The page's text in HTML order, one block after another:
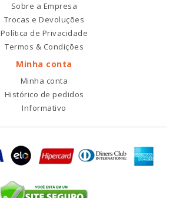
Sobre a Empresa
Trocas e Devoluções
Política de Privacidade
Termos & Condições
Minha conta
Minha conta
Histórico de pedidos
Informativo